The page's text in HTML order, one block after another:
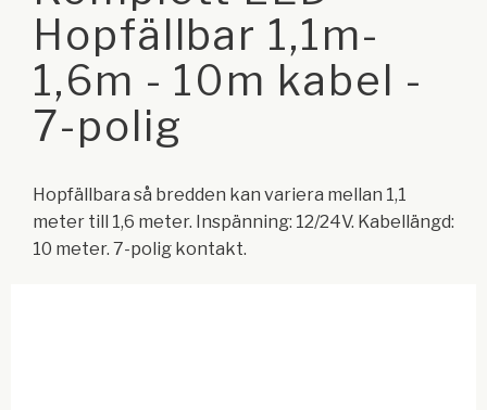
Hopfällbar 1,1m-
1,6m - 10m kabel -
7-polig
Hopfällbara så bredden kan variera mellan 1,1
meter till 1,6 meter. Inspänning: 12/24V. Kabellängd:
10 meter. 7-polig kontakt.